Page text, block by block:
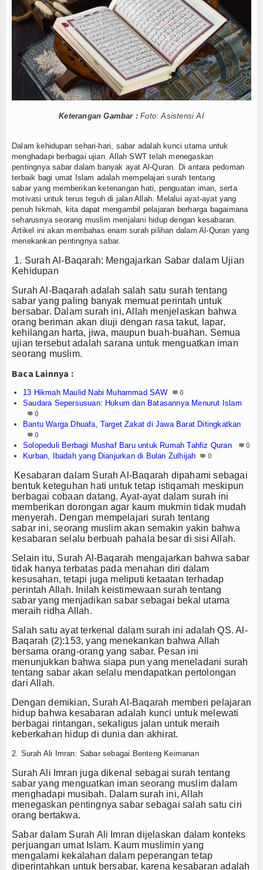
Mustahik
Muzaki
Palestina
Wakaf
Wasiat dan DSKL
Z-Academy
Z-Commerce
Z-Celeb
Z-Spirit
Z-Jurnal
Z-Style
Z-Tech
Z-Travel
Filantroper
Zakatpedia
Organisasi Filantropi
Opini
Cerpen
Resensi
Z-STORY
Z-Story Lokal
Z-Story Global
Galeri
Video
Keterangan Gambar : Foto: Asistensi AI
Dalam kehidupan sehari-hari, sabar adalah kunci utama untuk
menghadapi berbagai ujian. Allah SWT telah menegaskan
pentingnya sabar dalam banyak ayat Al-Quran. Di antara pedoman
terbaik bagi umat Islam adalah mempelajarisurah tentang
sabaryang memberikan ketenangan hati, penguatan iman, serta
motivasi untuk terus teguh di jalan Allah. Melalui ayat-ayat yang
penuh hikmah, kita dapat mengambil pelajaran berharga bagaimana
seharusnya seorang muslim menjalani hidup dengan kesabaran.
Artikel ini akan membahas enam surah pilihan dalam Al-Quran yang
menekankan pentingnya sabar.
1. Surah Al-Baqarah: Mengajarkan Sabar dalam Ujian
Kehidupan
Surah Al-Baqarah adalah salah satu surah tentang
sabaryang paling banyak memuat perintah untuk
bersabar. Dalam surah ini, Allah menjelaskan bahwa
orang beriman akan diuji dengan rasa takut, lapar,
kehilangan harta, jiwa, maupun buah-buahan. Semua
ujian tersebut adalah sarana untuk menguatkan iman
seorang muslim.
Baca Lainnya :
13 Hikmah Maulid Nabi Muhammad SAW 0
Saudara Sepersusuan: Hukum dan Batasannya Menurut Islam
0
Bantu Warga Dhuafa, Target Zakat di Jawa Barat Ditingkatkan
0
Solopeduli Berbagi Mushaf Baru untuk Rumah Tahfiz Quran 0
Kurban, Ibadah yang Dianjurkan di Bulan Zulhijah 0
Kesabaran dalam Surah Al-Baqarah dipahami sebagai
bentuk keteguhan hati untuk tetap istiqamah meskipun
berbagai cobaan datang. Ayat-ayat dalam surah ini
memberikan dorongan agar kaum mukmin tidak mudah
menyerah. Dengan mempelajari surah tentang
sabarini, seorang muslim akan semakin yakin bahwa
kesabaran selalu berbuah pahala besar di sisi Allah.
Selain itu, Surah Al-Baqarah mengajarkan bahwa sabar
tidak hanya terbatas pada menahan diri dalam
kesusahan, tetapi juga meliputi ketaatan terhadap
perintah Allah. Inilah keistimewaansurah tentang
sabaryang menjadikan sabar sebagai bekal utama
meraih ridha Allah.
Salah satu ayat terkenal dalam surah ini adalah QS. Al-
Baqarah (2):153, yang menekankan bahwa Allah
bersama orang-orang yang sabar. Pesan ini
menunjukkan bahwa siapa pun yang meneladani surah
tentang sabar akan selalu mendapatkan pertolongan
dari Allah.
Dengan demikian, Surah Al-Baqarah memberi pelajaran
hidup bahwa kesabaran adalah kunci untuk melewati
berbagai rintangan, sekaligus jalan untuk meraih
keberkahan hidup di dunia dan akhirat.
2. Surah Ali Imran: Sabar sebagai Benteng Keimanan
Surah Ali Imran juga dikenal sebagaisurah tentang
sabaryang menguatkan iman seorang muslim dalam
menghadapi musibah. Dalam surah ini, Allah
menegaskan pentingnya sabar sebagai salah satu ciri
orang bertakwa.
Sabar dalam Surah Ali Imran dijelaskan dalam konteks
perjuangan umat Islam. Kaum muslimin yang
mengalami kekalahan dalam peperangan tetap
diperintahkan untuk bersabar, karena kesabaran adalah